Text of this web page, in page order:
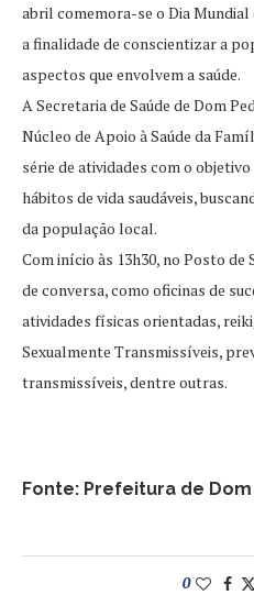
abril comemora-se o Dia Mundial
a finalidade de conscientizar a
aspectos que envolvem a saúde.
A Secretaria de Saúde de Dom
Núcleo de Apoio à Saúde da
série de atividades com o
hábitos de vida saudáveis,
da população local.
Com início às 13h30, no Posto de
de conversa, como oficinas de
atividades físicas orientadas,
Sexualmente Transmissíveis,
transmissíveis, dentre outras.
Fonte: Prefeitura de
0